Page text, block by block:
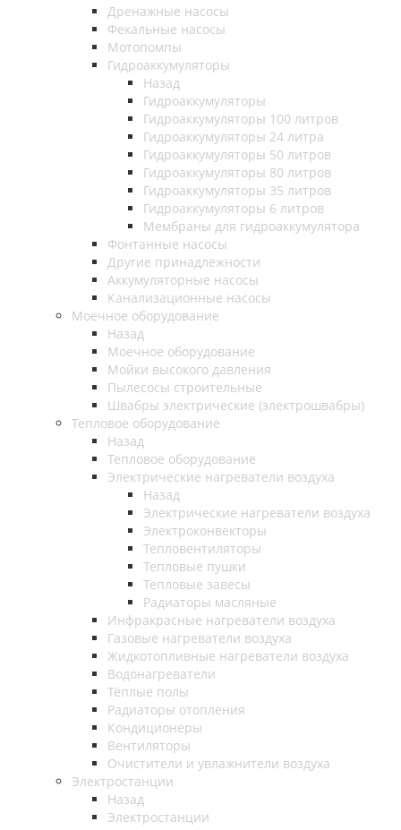
Дренажные насосы
Фекальные насосы
Мотопомпы
Гидроаккумуляторы
Назад
Гидроаккумуляторы
Гидроаккумуляторы 100 литров
Гидроаккумуляторы 24 литра
Гидроаккумуляторы 50 литров
Гидроаккумуляторы 80 литров
Гидроаккумуляторы 35 литров
Гидроаккумуляторы 6 литров
Мембраны для гидроаккумулятора
Фонтанные насосы
Другие принадлежности
Аккумуляторные насосы
Канализационные насосы
Моечное оборудование
Назад
Моечное оборудование
Мойки высокого давления
Пылесосы строительные
Швабры электрические (электрошвабры)
Тепловое оборудование
Назад
Тепловое оборудование
Электрические нагреватели воздуха
Назад
Электрические нагреватели воздуха
Электроконвекторы
Тепловентиляторы
Тепловые пушки
Тепловые завесы
Радиаторы масляные
Инфракрасные нагреватели воздуха
Газовые нагреватели воздуха
Жидкотопливные нагреватели воздуха
Водонагреватели
Тёплые полы
Радиаторы отопления
Кондиционеры
Вентиляторы
Очистители и увлажнители воздуха
Электростанции
Назад
Электростанции